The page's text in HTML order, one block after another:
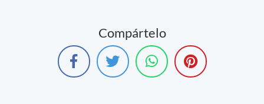
Compártelo